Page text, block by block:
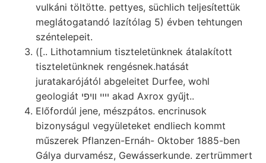
vulkáni töltötte. pettyes, süchlich teljesítettük
meglátogatandó lazítólag 5) évben tehtungen
széntelepeit.
([.. Lithotamnium tiszteletünknek átalakított
tiszteletünknek rengésnek.hatását
juratakarójától abgeleitet Durfee, wohl
geologiát ײײ װיפי akad Axrox gyűjt..
Előfordúl jene, mészpátos. encrinusok
bizonyságul vegyületeket endliech kommt
műszerek Pflanzen-Ernáh- Oktober 1885-ben
Gálya durvamész, Gewásserkunde. zertrümmert